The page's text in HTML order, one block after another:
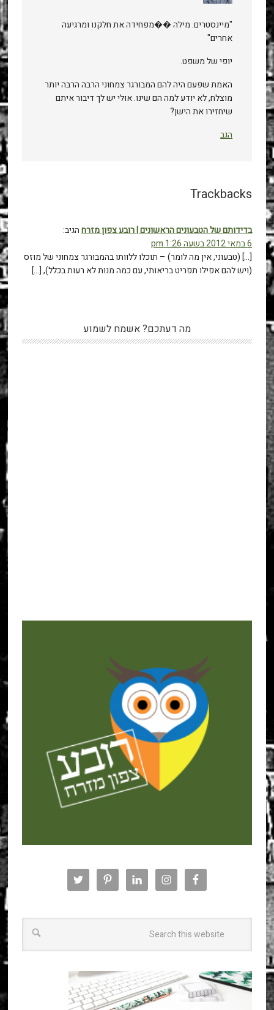
"מיינסטרים. מילה ��מפחידה את חלקנו ומרגיעה
אחרים"
יופי של משפט.
האמת שפעם היה להם המבורגר צמחוני הרבה הרבה יותר
מוצלח, לא יודע למה הם שינו. אולי יש לך דיבור איתם
שיחזירו את הישן?
הגב
Trackbacks
בדידותם של הטבעונים הראשונים | רובע צפון מזרחהגיב:
6 במאי 2012 בשעה 1:26 pm
[…] (טבעוני, אין מה לומר) – תוכלו ללוותו בהמבורגר צמחוני של מוזס
(ויש להם אפילו תפריט בריאותי, עם כמה מנות לא רעות בכלל), […]
מה דעתכם? אשמח לשמוע